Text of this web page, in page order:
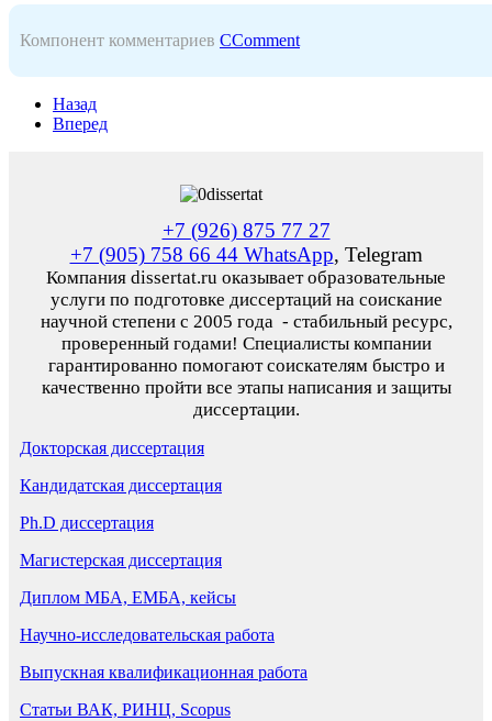
Компонент комментариев CComment
Назад
Вперед
+7 (926) 875 77 27
+7 (905) 758 66 44 WhatsApp, Telegram
Компания dissertat.ru оказывает образовательные
услуги по подготовке диссертаций на соискание
научной степени с 2005 года - стабильный ресурс,
проверенный годами! Специалисты компании
гарантированно помогают соискателям быстро и
качественно пройти все этапы написания и защиты
диссертации.
Докторская диссертация
Кандидатская диссертация
Ph.D диссертация
Магистерская диссертация
Диплом МБА, ЕМБА, кейсы
Научно-исследовательская работа
Выпускная квалификационная работа
Статьи ВАК, РИНЦ, Scopus